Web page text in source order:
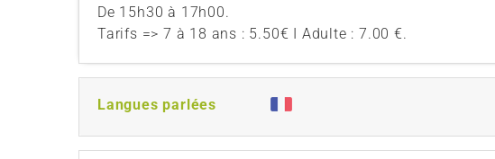
De 15h30 à 17h00.
Tarifs => 7 à 18 ans : 5.50€ I Adulte : 7.00 €.
Langues parlées